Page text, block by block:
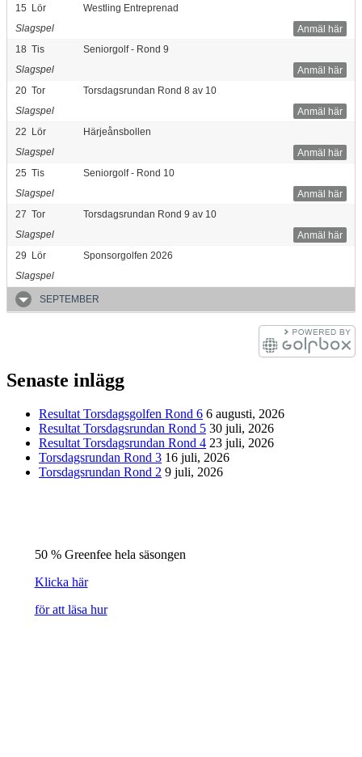
15 Lör
Westling Entreprenad
Anmäl här
Slagspel
18 Tis
Seniorgolf - Rond 9
Anmäl här
Slagspel
20 Tor
Torsdagsrundan Rond 8 av 10
Anmäl här
Slagspel
22 Lör
Härjeånsbollen
Anmäl här
Slagspel
25 Tis
Seniorgolf - Rond 10
Anmäl här
Slagspel
27 Tor
Torsdagsrundan Rond 9 av 10
Anmäl här
Slagspel
29 Lör
Sponsorgolfen 2026
Slagspel
SEPTEMBER
Senaste inlägg
Resultat Torsdagsgolfen Rond 6 6 augusti, 2026
Resultat Torsdagsrundan Rond 5 30 juli, 2026
Resultat Torsdagsrundan Rond 4 23 juli, 2026
Torsdagsrundan Rond 3 16 juli, 2026
Torsdagsrundan Rond 2 9 juli, 2026
50 % Greenfee hela säsongen
Klicka här
för att läsa hur